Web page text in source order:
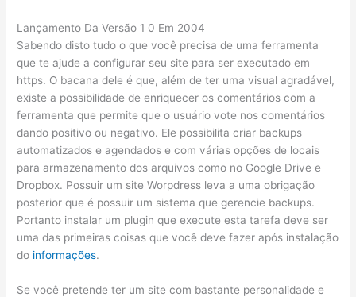
Lançamento Da Versão 1 0 Em 2004
Sabendo disto tudo o que você precisa de uma ferramenta
que te ajude a configurar seu site para ser executado em
https. O bacana dele é que, além de ter uma visual agradável,
existe a possibilidade de enriquecer os comentários com a
ferramenta que permite que o usuário vote nos comentários
dando positivo ou negativo. Ele possibilita criar backups
automatizados e agendados e com várias opções de locais
para armazenamento dos arquivos como no Google Drive e
Dropbox. Possuir um site Worpdress leva a uma obrigação
posterior que é possuir um sistema que gerencie backups.
Portanto instalar um plugin que execute esta tarefa deve ser
uma das primeiras coisas que você deve fazer após instalação
do informações.
Se você pretende ter um site com bastante personalidade e